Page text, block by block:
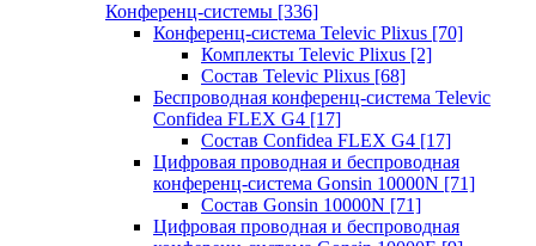
Конференц-системы [336]
Конференц-система Televic Plixus [70]
Комплекты Televic Plixus [2]
Состав Televic Plixus [68]
Беспроводная конференц-система Televic
Confidea FLEX G4 [17]
Состав Confidea FLEX G4 [17]
Цифровая проводная и беспроводная
конференц-система Gonsin 10000N [71]
Состав Gonsin 10000N [71]
Цифровая проводная и беспроводная